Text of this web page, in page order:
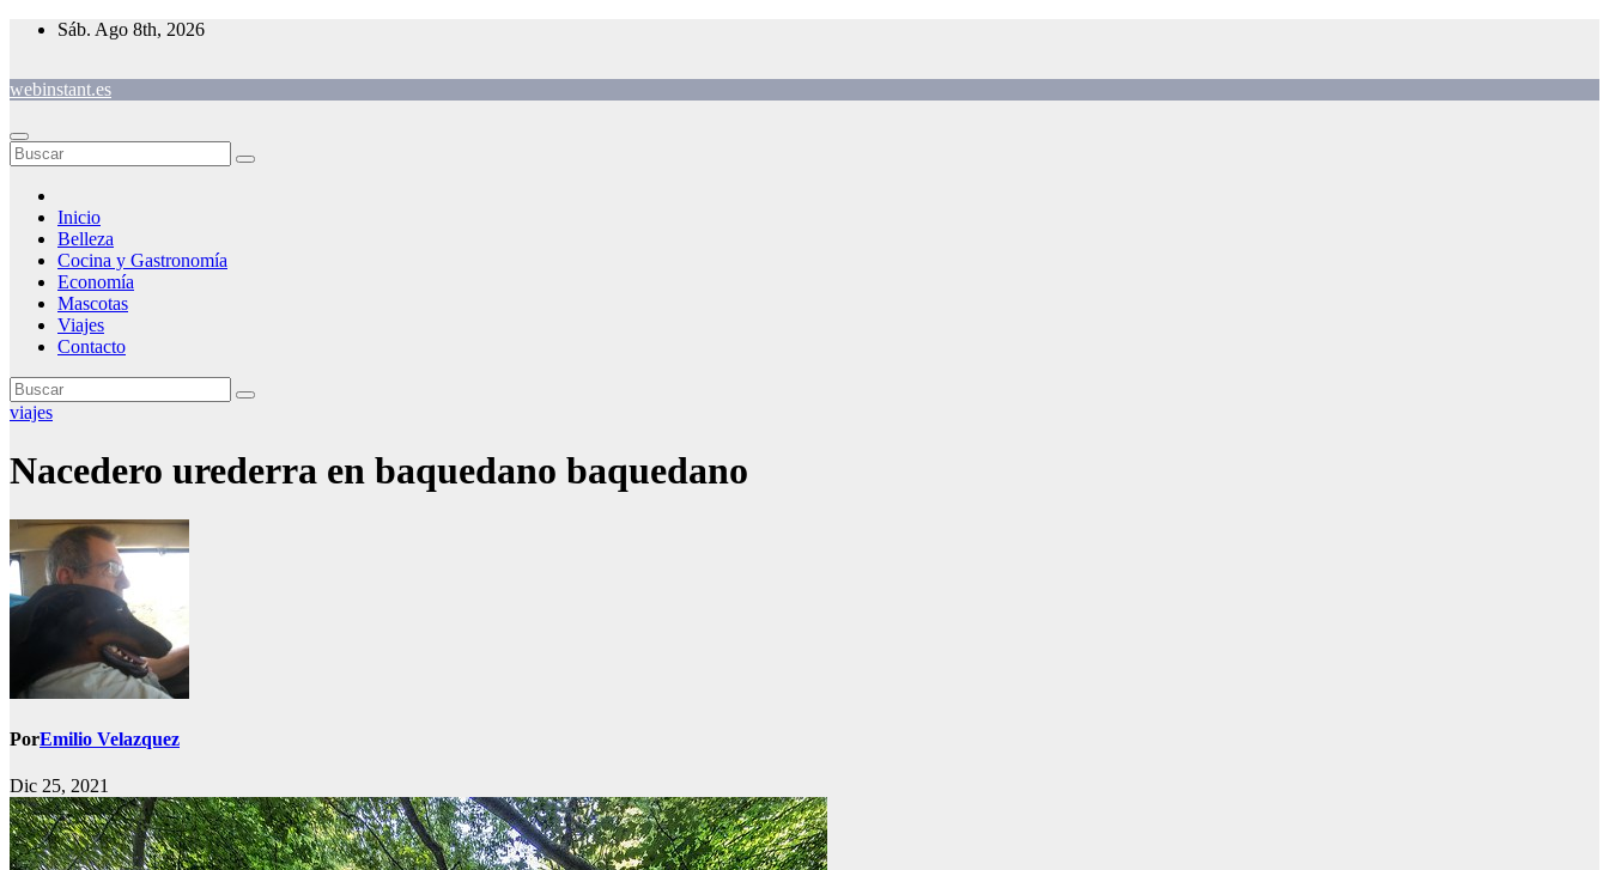
Saltar
Sáb. Ago 8th, 2026
webinstant.es
Inicio
Belleza
Cocina y Gastronomía
Economía
Mascotas
Viajes
Contacto
viajes
Nacedero urederra en baquedano baquedano
PorEmilio Velazquez
Dic 25, 2021